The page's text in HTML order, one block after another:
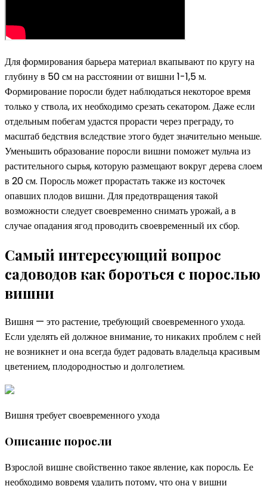
Для формирования барьера материал вкапывают по кругу на
глубину в 50 см на расстоянии от вишни 1-1,5 м.
Формирование поросли будет наблюдаться некоторое время
только у ствола, их необходимо срезать секатором. Даже если
отдельным побегам удастся прорасти через преграду, то
масштаб бедствия вследствие этого будет значительно меньше.
Уменьшить образование поросли вишни поможет мульча из
растительного сырья, которую размещают вокруг дерева слоем
в 20 см. Поросль может прорастать также из косточек
опавших плодов вишни. Для предотвращения такой
возможности следует своевременно снимать урожай, а в
случае опадания ягод проводить своевременный их сбор.
Самый интересующий вопрос
садоводов как бороться с порослью
вишни
Вишня — это растение, требующий своевременного ухода.
Если уделять ей должное внимание, то никаких проблем с ней
не возникнет и она всегда будет радовать владельца красивым
цветением, плодородностью и долголетием.
Вишня требует своевременного ухода
Описание поросли
Взрослой вишне свойственно такое явление, как поросль. Ее
необходимо вовремя удалить потому, что она у вишни